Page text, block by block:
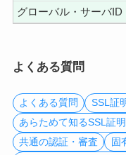
グローバル・サーバID
よくある質問
よくある質問
SSL証
あらためて知るSSL証
共通の認証・審査
固